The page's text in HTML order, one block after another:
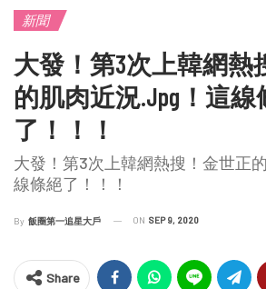
新聞
大發！第3次上韓網熱
的肌肉近況.jpg！這線
了！！！
大發！第3次上韓網熱搜！金世正
線條絕了！！！
By 飯圈第一追星大戶 ON SEP 9, 2020
Share